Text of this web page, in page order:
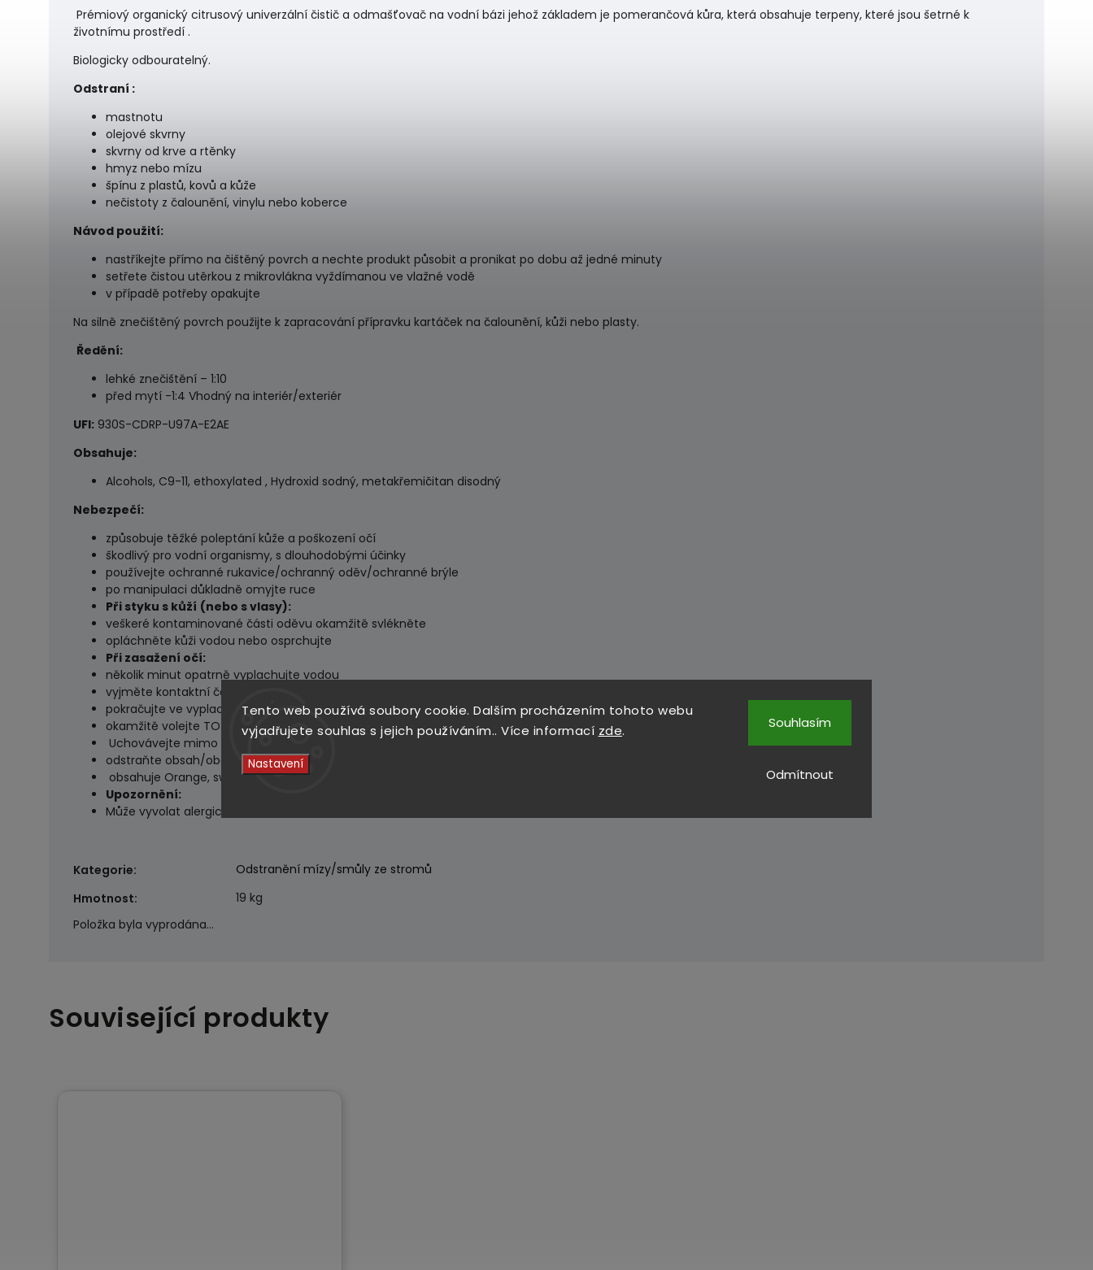
Tento web používá soubory cookie. Dalším procházením tohoto webu
vyjadřujete souhlas s jejich používáním.. Více informací zde.
Nastavení
Odmítnout
Souhlasím
Prémiový organický citrusový univerzální čistič a odmašťovač na vodní bázi jehož základem je pomerančová kůra, která obsahuje terpeny, které jsou šetrné k
životnímu prostředí .
Biologicky odbouratelný.
Odstraní :
mastnotu
olejové skvrny
skvrny od krve a rtěnky
hmyz nebo mízu
špínu z plastů, kovů a kůže
nečistoty z čalounění, vinylu nebo koberce
Návod použití:
nastříkejte přímo na čištěný povrch a nechte produkt působit a pronikat po dobu až jedné minuty
setřete čistou utěrkou z mikrovlákna vyždímanou ve vlažné vodě
v případě potřeby opakujte
Na silně znečištěný povrch použijte k zapracování přípravku kartáček na čalounění, kůži nebo plasty.
Ředění:
lehké znečištění – 1:10
před mytí -1:4 Vhodný na interiér/exteriér
UFI: 930S-CDRP-U97A-E2AE
Obsahuje:
Alcohols, C9-11, ethoxylated , Hydroxid sodný, metakřemičitan disodný
Nebezpečí:
způsobuje těžké poleptání kůže a poškození očí
škodlivý pro vodní organismy, s dlouhodobými účinky
používejte ochranné rukavice/ochranný oděv/ochranné brýle
po manipulaci důkladně omyjte ruce
Při styku s kůží (nebo s vlasy):
veškeré kontaminované části oděvu okamžitě svlékněte
opláchněte kůži vodou nebo osprchujte
Při zasažení očí:
několik minut opatrně vyplachujte vodou
vyjměte kontaktní čočky, jsou-li nasazeny a pokud je lze vyjmout snadno
pokračujte ve vyplachování.
okamžitě volejte TOXIKOLOGICKÉ INFORMAČNÍ STŘEDISKO nebo lékaře
Uchovávejte mimo dosah dětí.
odstraňte obsah/obal v souladu se zákonem o odpadech
obsahuje Orange, sweet extract -
Upozornění:
Může vyvolat alergickou reakci
Kategorie:
Odstranění mízy/smůly ze stromů
Hmotnost:
19 kg
Položka byla vyprodána…
Související produkty